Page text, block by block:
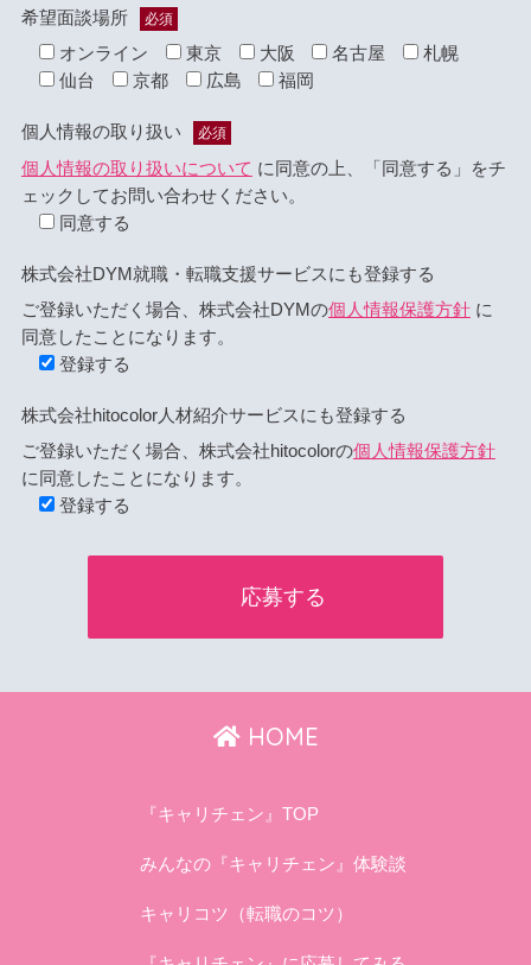
希望面談場所 必須
オンライン 東京 大阪 名古屋
札幌
仙台
京都 広島 福岡
個人情報の取り扱い 必須
個人情報の取り扱いについて に同意の上、「同意する」をチ
ェックしてお問い合わせください。
同意する
株式会社DYM就職・転職支援サービスにも登録する
ご登録いただく場合、株式会社DYMの個人情報保護方針に
同意したことになります。
登録する
株式会社hitocolor人材紹介サービスにも登録する
ご登録いただく場合、株式会社hitocolorの個人情報保護方針
に同意したことになります。
登録する
HOME
『キャリチェン』TOP
みんなの『キャリチェン』体験談
キャリコツ（転職のコツ）